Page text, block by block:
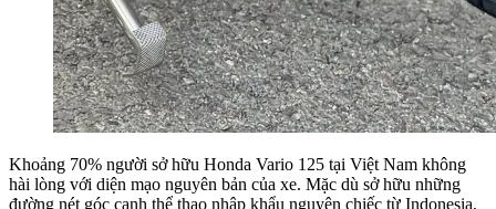
Khoảng 70% người sở hữu Honda Vario 125 tại Việt Nam không
hài lòng với diện mạo nguyên bản của xe. Mặc dù sở hữu những
đường nét góc cạnh thể thao nhập khẩu nguyên chiếc từ Indonesia,